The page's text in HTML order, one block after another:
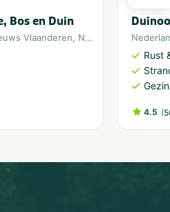
Bos en Duin
Vlaanderen, Noordzee
Rust
4.5 (